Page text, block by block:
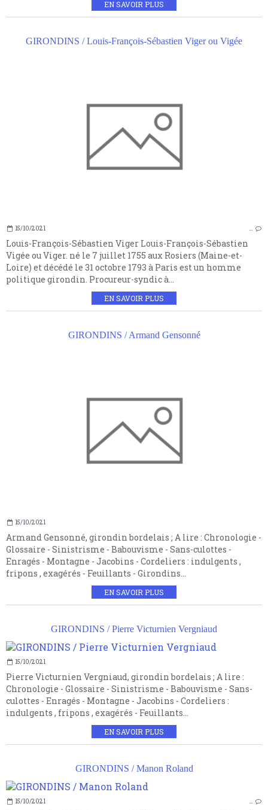
EN SAVOIR PLUS
GIRONDINS / Louis-François-Sébastien Viger ou Vigée
15/10/2021 …
Louis-François-Sébastien Viger Louis-François-Sébastien
Vigée ou Viger. né le 7 juillet 1755 aux Rosiers (Maine-et-
Loire) et décédé le 31 octobre 1793 à Paris est un homme
politique girondin. Procureur-syndic à...
EN SAVOIR PLUS
GIRONDINS / Armand Gensonné
15/10/2021
Armand Gensonné, girondin bordelais ; A lire : Chronologie -
Glossaire - Sinistrisme - Babouvisme - Sans-culottes -
Enragés - Montagne - Jacobins - Cordeliers : indulgents ,
fripons , exagérés - Feuillants - Girondins...
EN SAVOIR PLUS
GIRONDINS / Pierre Victurnien Vergniaud
15/10/2021
Pierre Victurnien Vergniaud, girondin bordelais ; A lire :
Chronologie - Glossaire - Sinistrisme - Babouvisme - Sans-
culottes - Enragés - Montagne - Jacobins - Cordeliers :
indulgents , fripons , exagérés - Feuillants...
EN SAVOIR PLUS
GIRONDINS / Manon Roland
15/10/2021 …